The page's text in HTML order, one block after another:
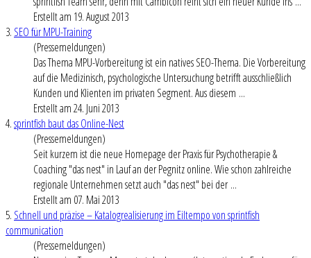
Erstellt am 19. August 2013
3. SEO für MPU-Training
(Pressemeldungen)
Das Thema MPU-Vorbereitung ist ein natives SEO-Thema. Die Vorbereitung
auf die Medizinisch, psychologische Untersuchung betrifft ausschließlich
Kunden und Klienten im privaten Segment. Aus diesem ...
Erstellt am 24. Juni 2013
4.sprintfish baut das Online-Nest
(Pressemeldungen)
Seit kurzem ist die neue Homepage der Praxis für Psychotherapie &
Coaching "das nest" in Lauf an der Pegnitz online. Wie schon zahlreiche
regionale Unternehmen setzt auch "das nest" bei der ...
Erstellt am 07. Mai 2013
5. Schnell und präzise – Katalogrealisierung im Eiltempo von sprintfish
communication
(Pressemeldungen)